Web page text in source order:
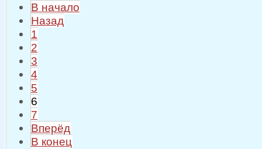
В начало
Назад
1
2
3
4
5
6
7
Вперёд
В конец